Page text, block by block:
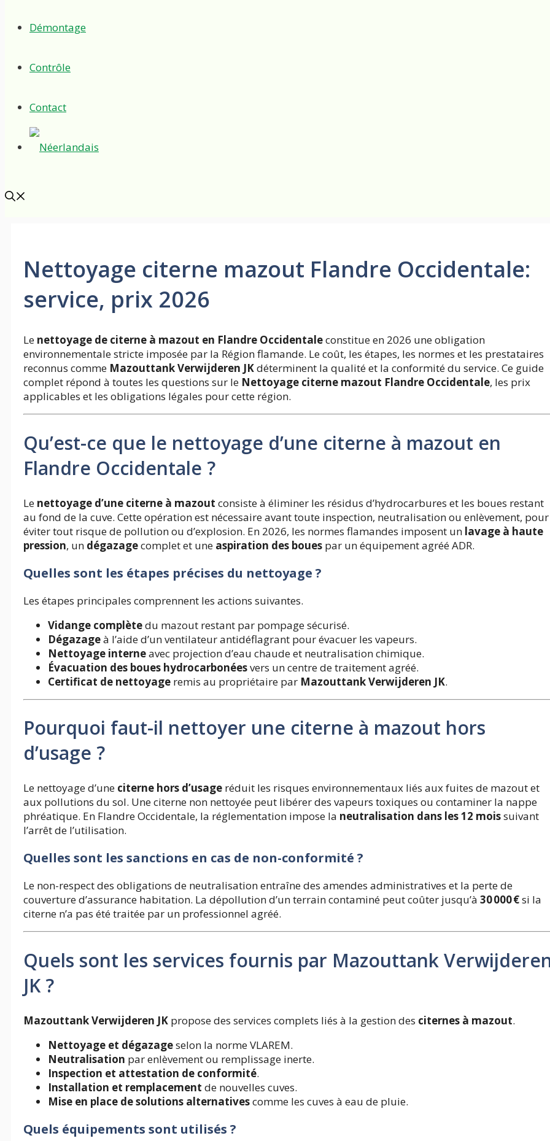
Démontage
Contrôle
Contact
Nettoyage citerne mazout Flandre Occidentale:
service, prix 2026
Le nettoyage de citerne à mazout en Flandre Occidentaleconstitue en 2026 une obligation
environnementale stricte imposée par la Région flamande. Le coût, les étapes, les normes et les prestataires
reconnus comme Mazouttank Verwijderen JKdéterminent la qualité et la conformité du service. Ce guide
complet répond à toutes les questions sur le Nettoyage citerne mazout Flandre Occidentale, les prix
applicables et les obligations légales pour cette région.
Qu’est-ce que le nettoyage d’une citerne à mazout en
Flandre Occidentale ?
Le nettoyage d’une citerne à mazout consiste à éliminer les résidus d’hydrocarbures et les boues restant
au fond de la cuve. Cette opération est nécessaire avant toute inspection, neutralisation ou enlèvement, pour
éviter tout risque de pollution ou d’explosion. En 2026, les normes flamandes imposent un lavage à haute
pression, un dégazagecomplet et une aspiration des boues par un équipement agréé ADR.
Quelles sont les étapes précises du nettoyage ?
Les étapes principales comprennent les actions suivantes.
Vidange complètedu mazout restant par pompage sécurisé.
Dégazageà l’aide d’un ventilateur antidéflagrant pour évacuer les vapeurs.
Nettoyage interneavec projection d’eau chaude et neutralisation chimique.
Évacuation des boues hydrocarbonéesvers un centre de traitement agréé.
Certificat de nettoyage remis au propriétaire par Mazouttank Verwijderen JK.
Pourquoi faut-il nettoyer une citerne à mazout hors
d’usage ?
Le nettoyage d’une citerne hors d’usage réduit les risques environnementaux liés aux fuites de mazout et
aux pollutions du sol. Une citerne non nettoyée peut libérer des vapeurs toxiques ou contaminer la nappe
phréatique. En Flandre Occidentale, la réglementation impose la neutralisation dans les 12 moissuivant
l’arrêt de l’utilisation.
Quelles sont les sanctions en cas de non-conformité ?
Le non-respect des obligations de neutralisation entraîne des amendes administratives et la perte de
couverture d’assurance habitation. La dépollution d’un terrain contaminé peut coûter jusqu’à 30 000 €si la
citerne n’a pas été traitée par un professionnel agréé.
Quels sont les services fournis par Mazouttank
JK ?
Mazouttank Verwijderen JK propose des services complets liés à la gestion des citernes à mazout.
Nettoyage et dégazageselon la norme VLAREM.
Neutralisation par enlèvement ou remplissage inerte.
Inspection et attestation de conformité.
Installation et remplacement de nouvelles cuves.
Mise en place de solutions alternativescomme les cuves à eau de pluie.
Quels équipements sont utilisés ?